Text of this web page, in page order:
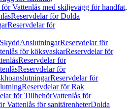
Vattenlås med skiljevägg för handfat,
Reservdelar för Dolda
Reservdelar för
SkyddAnslutningarReservdelar för
för köksvaskarReservdelar för
Reservdelar för
Reservdelar för
Reservdelar för
Reservdelar för Rak
för TillbehörVattenlås för
Vattenlås för sanitärenheterDolda